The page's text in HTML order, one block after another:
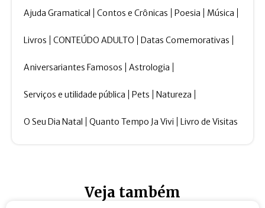
Ajuda Gramatical Contos e Crônicas Poesia Música
Livros CONTEÚDO ADULTO Datas Comemorativas
Aniversariantes Famosos Astrologia
Serviços e utilidade pública Pets Natureza
O Seu Dia Natal Quanto Tempo Ja Vivi Livro de Visitas
Veja também